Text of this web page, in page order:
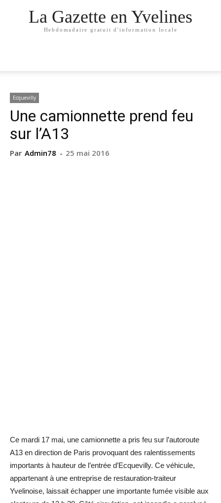
La Gazette en Yvelines
Hebdomadaire gratuit d'information locale
Ecquevilly
Une camionnette prend feu
sur l’A13
Par Admin78 - 25 mai 2016
Ce mardi 17 mai, une camionnette a pris feu sur l’autoroute
A13 en direction de Paris provoquant des ralentissements
importants à hauteur de l’entrée d’Ecquevilly. Ce véhicule,
appartenant à une entreprise de restauration-traiteur
Yvelinoise, laissait échapper une importante fumée visible aux